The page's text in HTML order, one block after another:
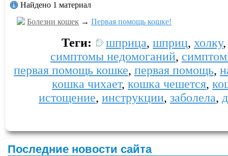
Найдено 1 материал
Болезни кошек → Первая помощь кошке!
Теги: шприца, шприц, холку
симптомы недомоганий,
первая помощь кошке, первая помощь,
кошка чихает, кошка чешется,
истощение, инструкции, заболела,
Последние новости сайта